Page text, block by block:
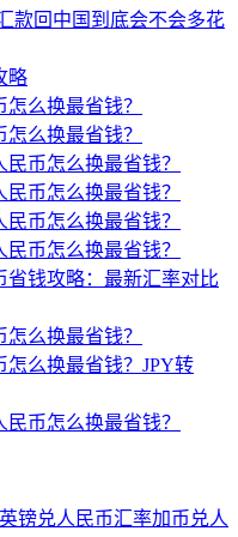
款回中国到底会不会多花
略
么换最省钱？
么换最省钱？
币怎么换最省钱？
币怎么换最省钱？
币怎么换最省钱？
币怎么换最省钱？
省钱攻略：最新汇率对比
么换最省钱？
怎么换最省钱？JPY转
币怎么换最省钱？
英镑兑人民币汇率加币兑人